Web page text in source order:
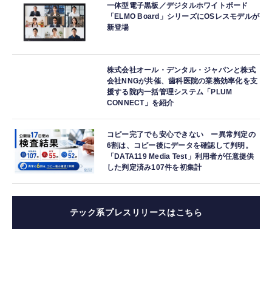
一体型電子黒板／デジタルホワイトボード
「ELMO Board」シリーズにOSレスモデルが
新登場
株式会社オール・デンタル・ジャパンと株式
会社NNGが共催、歯科医院の業務効率化を支
援する院内一括管理システム「PLUM
CONNECT」を紹介
コピー完了でも安心できない ー異常判定の
6割は、コピー後にデータを確認して判明。
「DATA119 Media Test」利用者が任意提供
した判定済み107件を初集計
テック系プレスリリースはこちら